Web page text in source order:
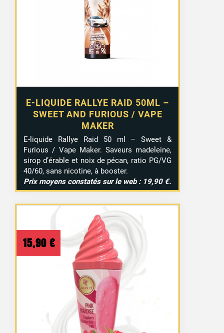
E-LIQUIDE RALLYE RAID 50ML –
SWEET AND FURIOUS / VAPE
MAKER
E-liquide Rallye Raid 50 ml – Sweet &
Furious / Vape Maker. Saveurs madeleine,
sirop d’érable et noix de pécan, ratio PG/VG
40/60, sans nicotine, à booster.
Prix moyens constatés sur le web : 19,90 €.
15,90 €